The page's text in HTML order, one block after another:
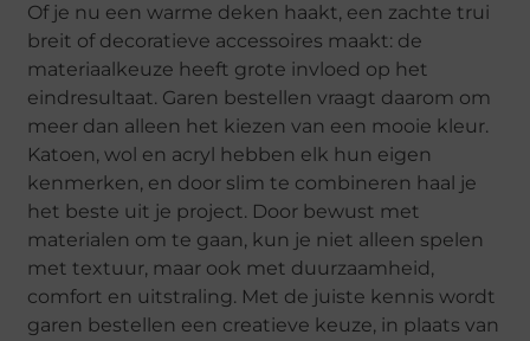
Of je nu een warme deken haakt, een zachte trui
breit of decoratieve accessoires maakt: de
materiaalkeuze heeft grote invloed op het
eindresultaat. Garen bestellen vraagt daarom om
meer dan alleen het kiezen van een mooie kleur.
Katoen, wol en acryl hebben elk hun eigen
kenmerken, en door slim te combineren haal je
het beste uit je project. Door bewust met
materialen om te gaan, kun je niet alleen spelen
met textuur, maar ook met duurzaamheid,
comfort en uitstraling. Met de juiste kennis wordt
garen bestellen een creatieve keuze, in plaats van